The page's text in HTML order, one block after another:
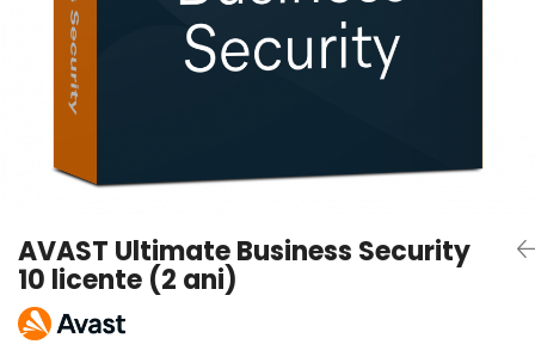
AVAST Driver Updater
AVAST SecureLine VPN
AVAST AntiTrack Premium
AVAST Ultimate Business Security
10 licente (2 ani)